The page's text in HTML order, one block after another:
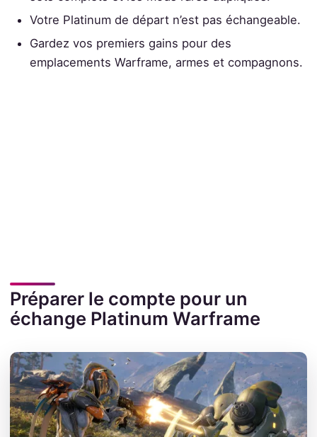
Votre Platinum de départ n’est pas échangeable.
Gardez vos premiers gains pour des
emplacements Warframe, armes et compagnons.
Préparer le compte pour un
échange Platinum Warframe